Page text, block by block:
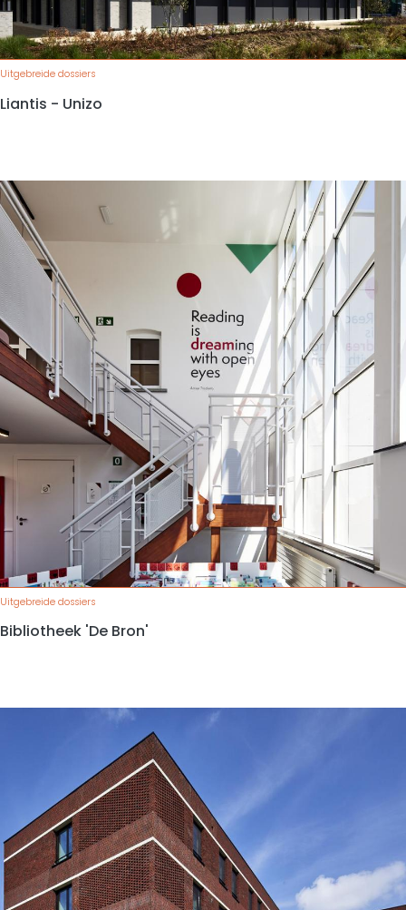
Uitgebreide dossiers
Liantis - Unizo
Uitgebreide dossiers
Bibliotheek 'De Bron'